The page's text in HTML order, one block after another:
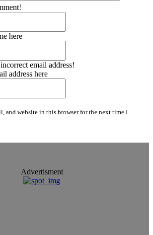
here
email address!
address here
and website in this browser for the next time I
Advertisment